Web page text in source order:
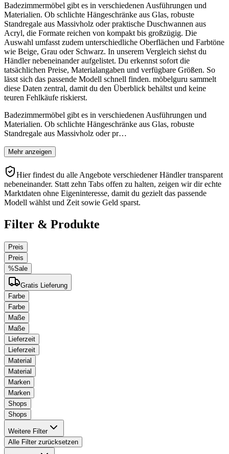
Badezimmermöbel gibt es in verschiedenen Ausführungen und
Materialien. Ob schlichte Hängeschränke aus Glas, robuste
Standregale aus Massivholz oder praktische Duschwannen aus
Acryl, die Formate reichen von kompakt bis großzügig. Die
Auswahl umfasst zudem unterschiedliche Oberflächen und Farbtöne
wie Beige, Grau oder Schwarz. In unserem Vergleich siehst du
Händler nebeneinander aufgelistet. Du erkennst sofort die
tatsächlichen Preise, Materialangaben und verfügbare Größen. So
lässt sich das passende Modell schnell finden. möbelguru sammelt
diese Daten zentral, damit du den Überblick behältst und keine
teuren Fehlkäufe riskierst.
Badezimmermöbel gibt es in verschiedenen Ausführungen und
Materialien. Ob schlichte Hängeschränke aus Glas, robuste
Standregale aus Massivholz oder pr…
Mehr anzeigen
Hier findest du alle Angebote verschiedener Händler transparent
nebeneinander. Statt zehn Tabs offen zu halten, zeigen wir dir echte
Marktdaten ohne Eigeninteresse, damit du gezielt das passende
Modell wählst und Zeit sowie Geld sparst.
Filter & Produkte
Preis
Preis
%Sale
Gratis Lieferung
Farbe
Farbe
Maße
Maße
Lieferzeit
Lieferzeit
Material
Material
Marken
Marken
Shops
Shops
Weitere Filter
Alle Filter zurücksetzen